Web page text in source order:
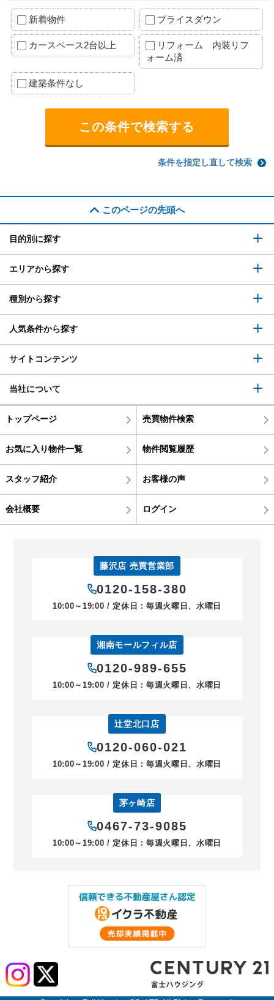
新着物件 プライスダウン
カースペース2台以上
リフォーム 内装リフ
ォーム済
建築条件なし
条件を指定し直して検索
このページの先頭へ
目的別に探す
エリアから探す
種別から探す
人気条件から探す
サイトコンテンツ
当社について
トップページ 売買物件検索
お気に入り物件一覧 物件閲覧履歴
スタッフ紹介 お客様の声
会社概要 ログイン
藤沢店 売買営業部
0120-158-380
10:00～19:00 / 定休日：毎週火曜日、水曜日
湘南モールフィル店
0120-989-655
10:00～19:00 / 定休日：毎週火曜日、水曜日
辻堂北口店
0120-060-021
10:00～19:00 / 定休日：毎週火曜日、水曜日
茅ヶ崎店
0467-73-9085
10:00～19:00 / 定休日：毎週火曜日、水曜日